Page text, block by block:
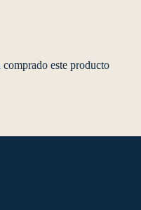
este producto